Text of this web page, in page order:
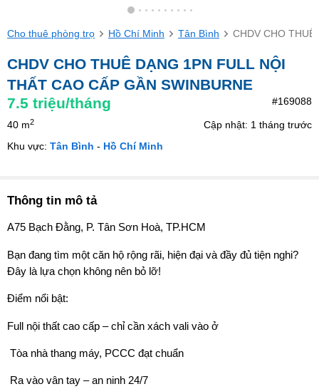
Cho thuê phòng trọ Hồ Chí Minh Tân Bình CHDV CHO
CHDV CHO THUÊ DẠNG 1PN FULL NỘI
THẤT CAO CẤP GẦN SWINBURNE
7.5 triệu/tháng #169088
40 m2
Cập nhật: 1 tháng trước
Khu vực: Tân Bình - Hồ Chí Minh
Thông tin mô tả
A75 Bạch Đằng, P. Tân Sơn Hoà, TP.HCM
Bạn đang tìm một căn hộ rộng rãi, hiện đại và đầy đủ tiện nghi?
Đây là lựa chọn không nên bỏ lỡ!
Điểm nổi bật:
Full nội thất cao cấp – chỉ cần xách vali vào ở
️ Tòa nhà thang máy, PCCC đạt chuẩn
️ Ra vào vân tay – an ninh 24/7